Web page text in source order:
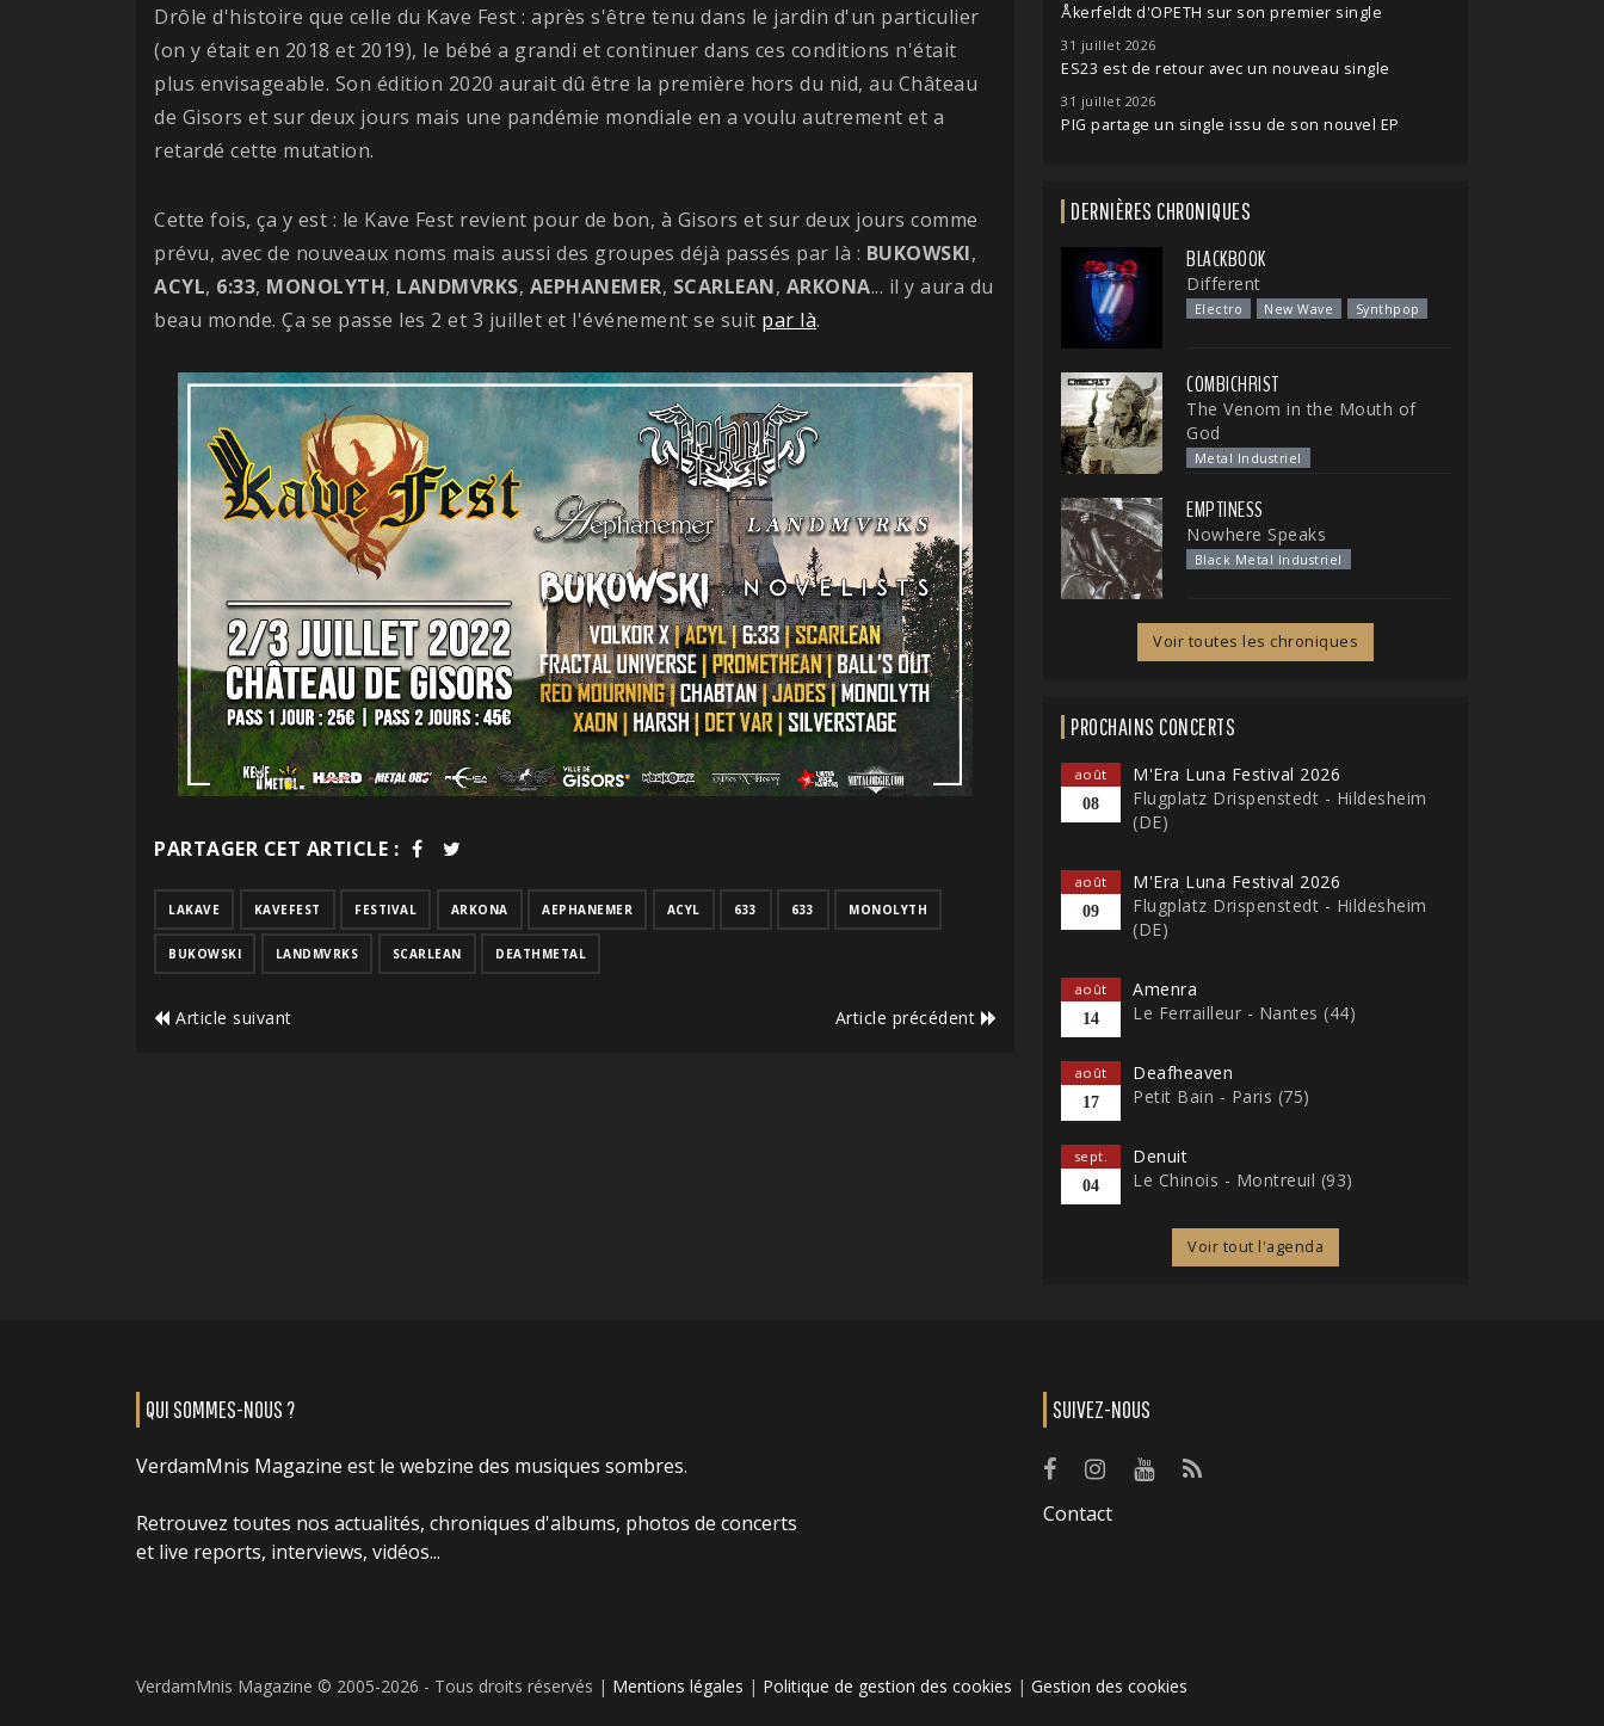
Drôle d'histoire que celle du Kave Fest : après s'être tenu dans le jardin d'un particulier
(on y était en 2018 et 2019), le bébé a grandi et continuer dans ces conditions n'était
plus envisageable. Son édition 2020 aurait dû être la première hors du nid, au Château
de Gisors et sur deux jours mais une pandémie mondiale en a voulu autrement et a
retardé cette mutation.
Cette fois, ça y est : le Kave Fest revient pour de bon, à Gisors et sur deux jours comme
prévu, avec de nouveaux noms mais aussi des groupes déjà passés par là : BUKOWSKI,
ACYL, 6:33, MONOLYTH, LANDMVRKS, AEPHANEMER, SCARLEAN, ARKONA... il y aura du
beau monde. Ça se passe les 2 et 3 juillet et l'événement se suit par là.
PARTAGER CET ARTICLE :
LAKAVE KAVEFEST FESTIVAL ARKONA AEPHANEMER ACYL 633 633 MONOLYTH
BUKOWSKI LANDMVRKS SCARLEAN DEATHMETAL
Article suivant Article précédent
Åkerfeldt d'OPETH sur son premier single
31 juillet 2026
ES23 est de retour avec un nouveau single
31 juillet 2026
PIG partage un single issu de son nouvel EP
DERNIÈRES CHRONIQUES
BLACKBOOK
Different
Electro New Wave Synthpop
COMBICHRIST
The Venom in the Mouth of
God
Metal Industriel
EMPTINESS
Nowhere Speaks
Black Metal Industriel
Voir toutes les chroniques
PROCHAINS CONCERTS
août
08
M'Era Luna Festival 2026
Flugplatz Drispenstedt - Hildesheim
(DE)
août
09
M'Era Luna Festival 2026
Flugplatz Drispenstedt - Hildesheim
(DE)
août
14
Amenra
Le Ferrailleur - Nantes (44)
août
17
Deafheaven
Petit Bain - Paris (75)
sept.
04
Denuit
Le Chinois - Montreuil (93)
Voir tout l'agenda
QUI SOMMES-NOUS ?
VerdamMnis Magazine est le webzine des musiques sombres.
Retrouvez toutes nos actualités, chroniques d'albums, photos de concerts
et live reports, interviews, vidéos...
SUIVEZ-NOUS
Contact
VerdamMnis Magazine © 2005-2026 - Tous droits réservés | Mentions légales | Politique de gestion des cookies | Gestion des cookies